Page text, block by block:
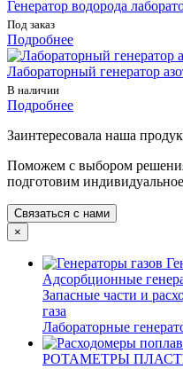
Генератор водорода
Под заказ
Подробнее
Лабораторный генератор
В наличии
Подробнее
Заинтересовала наша
Поможем с выбором
подготовим
Связаться с нами
×
Адсорбционные
Запасные части и
газа
Лабораторные
РОТАМЕТРЫ